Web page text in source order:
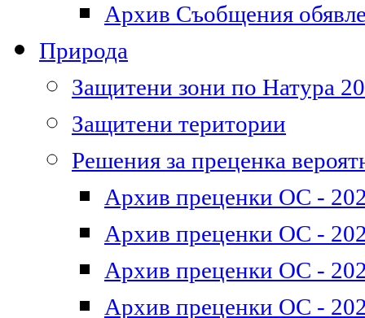
Архив Съобщения
Природа
Защитени зони по Натура
Защитени територии
Решения за преценка
Архив преценки ОС -
Архив преценки ОС -
Архив преценки ОС -
Архив преценки ОС -